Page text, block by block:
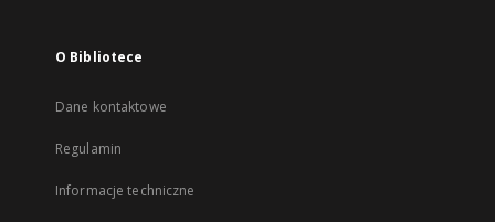
O Bibliotece
Dane kontaktowe
Regulamin
Informacje techniczne